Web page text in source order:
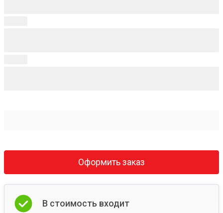
Оформить заказ
В стоимость входит